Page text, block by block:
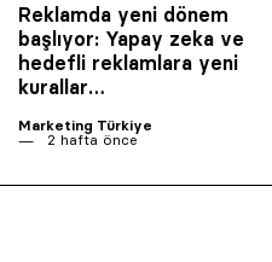
Reklamda yeni dönem
başlıyor: Yapay zeka ve
hedefli reklamlara yeni
kurallar…
Marketing Türkiye
2 hafta önce